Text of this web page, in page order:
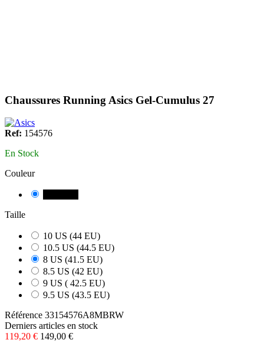
Chaussures Running Asics Gel-Cumulus 27
Ref: 154576
En Stock
Couleur
Taille
10 US (44 EU)
10.5 US (44.5 EU)
8 US (41.5 EU)
8.5 US (42 EU)
9 US ( 42.5 EU)
9.5 US (43.5 EU)
Référence 33154576A8MBRW
Derniers articles en stock
119,20 € 149,00 €